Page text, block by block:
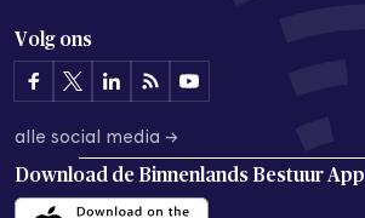
Volg ons
alle social media →
Download de Binnenlands Bestuur App